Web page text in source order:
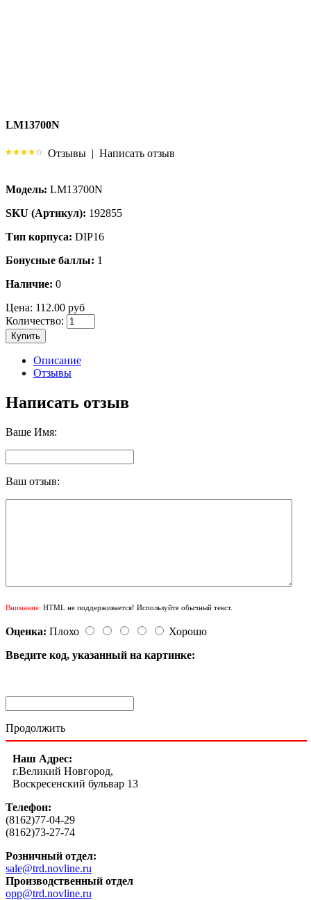
LM13700N
Отзывы | Написать отзыв
Модель: LM13700N
SKU (Артикул): 192855
Тип корпуса: DIP16
Бонусные баллы: 1
Наличие: 0
Цена: 112.00 руб
Количество:
Купить
Описание
Отзывы
Написать отзыв
Ваше Имя:
Ваш отзыв:
Внимание: HTML не поддерживается! Используйте обычный текст.
Оценка: Плохо
Хорошо
Введите код, указанный на картинке:
Продолжить
Наш Адрес:
г.Великий Новгород,
Воскресенский бульвар 13
Телефон:
(8162)77-04-29
(8162)73-27-74
Розничный отдел:
sale@trd.novline.ru
Производственный отдел
opp@trd.novline.ru